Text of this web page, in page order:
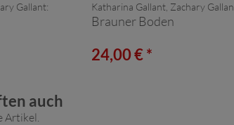
Gallant: Katharina Gallant, Zachary
Brauner Boden
24,00 € *
auch
Artikel.